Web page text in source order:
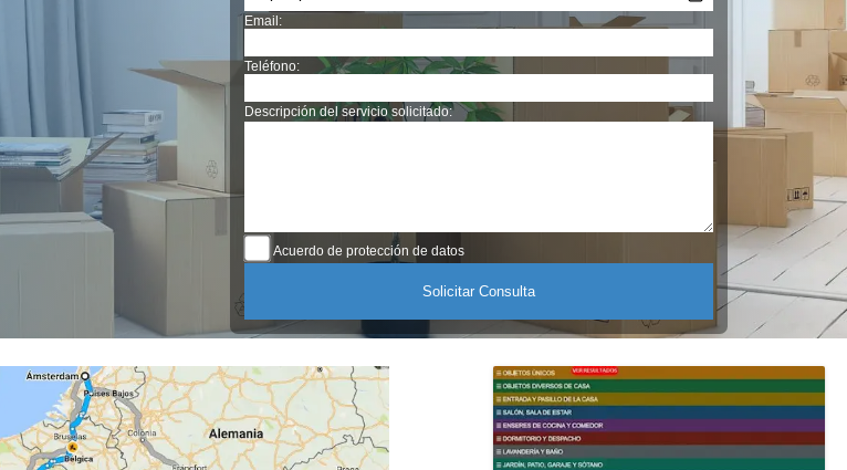
Email:
Teléfono:
Descripción del servicio solicitado:
Acuerdo de protección de datos